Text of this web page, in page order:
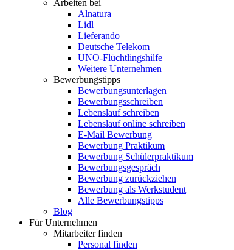
Arbeiten bei
Alnatura
Lidl
Lieferando
Deutsche Telekom
UNO-Flüchtlingshilfe
Weitere Unternehmen
Bewerbungstipps
Bewerbungsunterlagen
Bewerbungsschreiben
Lebenslauf schreiben
Lebenslauf online schreiben
E-Mail Bewerbung
Bewerbung Praktikum
Bewerbung Schülerpraktikum
Bewerbungsgespräch
Bewerbung zurückziehen
Bewerbung als Werkstudent
Alle Bewerbungstipps
Blog
Für Unternehmen
Mitarbeiter finden
Personal finden